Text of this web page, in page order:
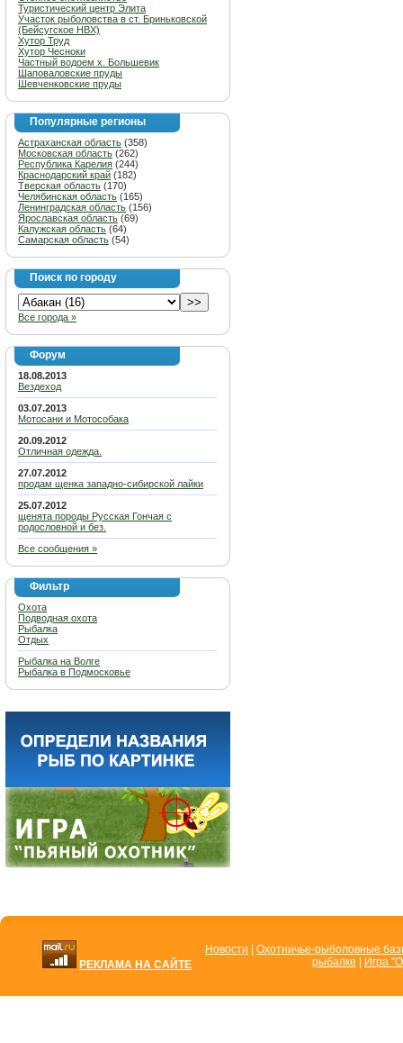
Туристический центр Элита
Участок рыболовства в ст. Бриньковской
(Бейсугское НВХ)
Хутор Труд
Хутор Чесноки
Частный водоем х. Большевик
Шаповаловские пруды
Шевченковские пруды
Популярные регионы
Астраханская область (358)
Московская область (262)
Республика Карелия (244)
Краснодарский край (182)
Тверская область (170)
Челябинская область (165)
Ленинградская область (156)
Ярославская область (69)
Калужская область (64)
Самарская область (54)
Поиск по городу
Все города »
Форум
18.08.2013
Вездеход
03.07.2013
Мотосани и Мотособака
20.09.2012
Отличная одежда.
27.07.2012
продам щенка западно-сибирской лайки
25.07.2012
щенята породы Русская Гончая с
родословной и без.
Все сообщения »
Фильтр
Охота
Подводная охота
Рыбалка
Отдых
Рыбалка на Волге
Рыбалка в Подмосковье
РЕКЛАМА НА САЙТЕ
Новости
Охотничье-рыболовные
рыбалке
Игра